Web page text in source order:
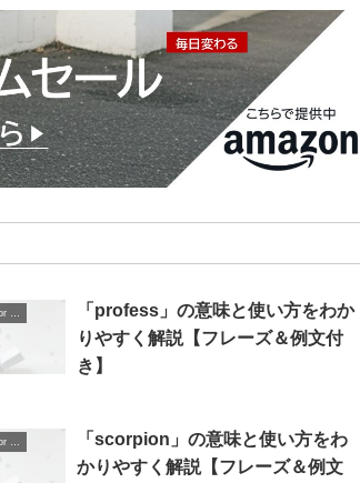
「profess」の意味と使い方をわか
りやすく解説【フレーズ＆例文付
き】
「scorpion」の意味と使い方をわ
かりやすく解説【フレーズ＆例文